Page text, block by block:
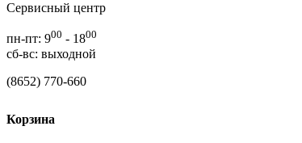
Сервисный центр
пн-пт: 900 - 1800
сб-вс: выходной
(8652) 770-660
Корзина